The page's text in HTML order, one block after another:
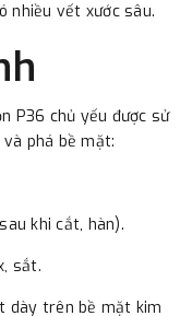
nhiều vết xước sâu.
P36 chủ yếu được sử
phá bề mặt:
khi cắt, hàn).
sắt.
dày trên bề mặt kim